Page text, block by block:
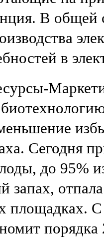
В общей
в
Сегодня
до 95%
запах,
площадках.